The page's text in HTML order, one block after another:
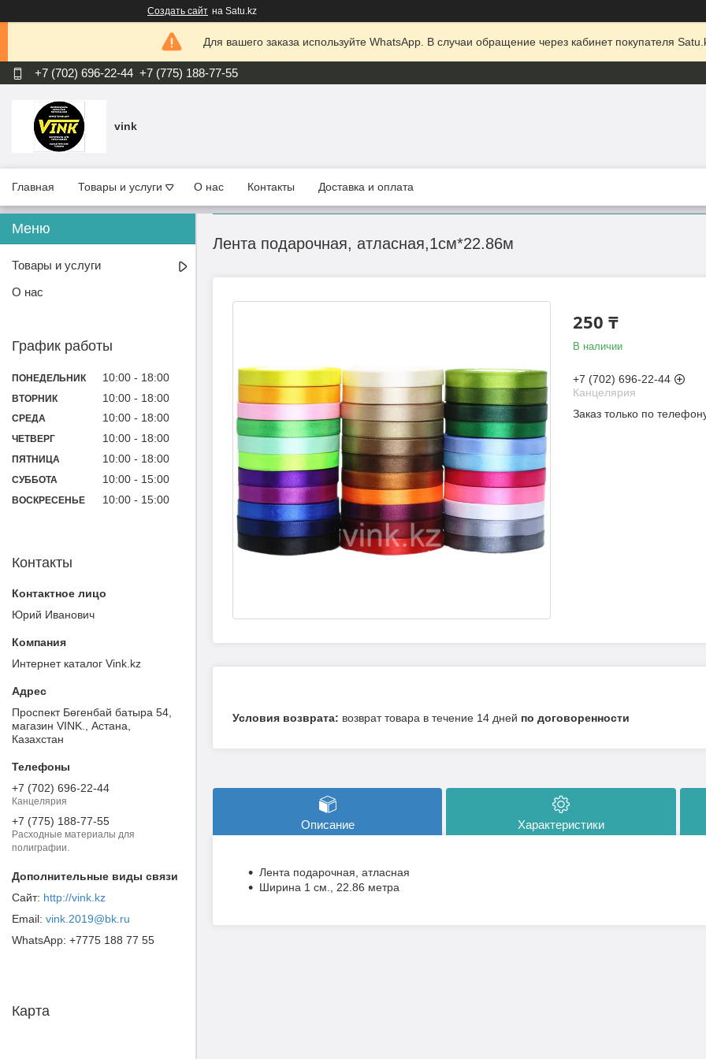
Создать сайт на Satu.kz
Для вашего заказа используйте WhatsApp. В случаи обращение через кабинет покупателя
+7 (702) 696-22-44 +7 (775) 188-77-55
vink
Главная Товары и услуги О нас Контакты Доставка и оплата
Лента подарочная, атласная,1см*22.86м
250 ₸
В наличии
+7 (702) 696-22-44
Канцелярия
Заказ только по
возврат товара в течение 14 дней по договоренности
Описание Характеристики
Лента подарочная, атласная
Ширина 1 см., 22.86 метра
Товары и услуги
О нас
График работы
ПОНЕДЕЛЬНИК 10:00 18:00
ВТОРНИК 10:00 18:00
СРЕДА 10:00 18:00
ЧЕТВЕРГ 10:00 18:00
ПЯТНИЦА 10:00 18:00
СУББОТА 10:00 15:00
ВОСКРЕСЕНЬЕ 10:00 15:00
Контакты
Юрий Иванович
Интернет каталог Vink.kz
Проспект Бөгенбай батыра 54,
магазин VINK., Астана,
Казахстан
+7 (702) 696-22-44
Канцелярия
+7 (775) 188-77-55
Расходные материалы для
полиграфии.
http://vink.kz
vink.2019@bk.ru
+7775 188 77 55
Карта